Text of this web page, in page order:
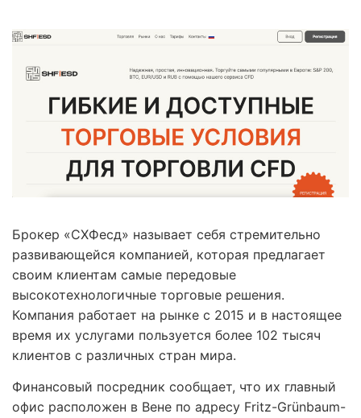
Брокер «СХФесд» называет себя стремительно
развивающейся компанией, которая предлагает
своим клиентам самые передовые
высокотехнологичные торговые решения.
Компания работает на рынке с 2015 и в настоящее
время их услугами пользуется более 102 тысяч
клиентов с различных стран мира.
Финансовый посредник сообщает, что их главный
офис расположен в Вене по адресу Fritz-Grünbaum-